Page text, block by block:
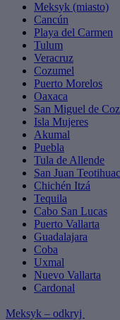
Meksyk (miasto)
Cancún
Playa del Carmen
Tulum
Veracruz
Cozumel
Puerto Morelos
Oaxaca
San Miguel de
Isla Mujeres
Akumal
Puebla
Tula de Allende
San Juan
Chichén Itzá
Tequila
Cabo San Lucas
Puerto Vallarta
Guadalajara
Coba
Uxmal
Nuevo Vallarta
Cardonal
Meksyk – odkryj